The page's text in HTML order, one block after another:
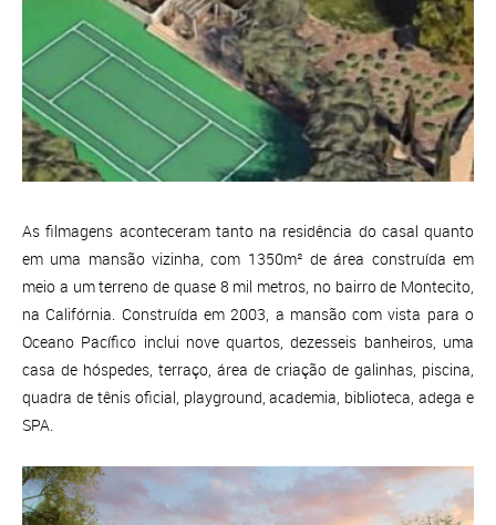
As filmagens aconteceram tanto na residência do casal quanto
em uma mansão vizinha, com 1350m² de área construída em
meio a um terreno de quase 8 mil metros, no bairro de Montecito,
na Califórnia. Construída em 2003, a mansão com vista para o
Oceano Pacífico inclui nove quartos, dezesseis banheiros, uma
casa de hóspedes, terraço, área de criação de galinhas, piscina,
quadra de tênis oficial, playground, academia, biblioteca, adega e
SPA.